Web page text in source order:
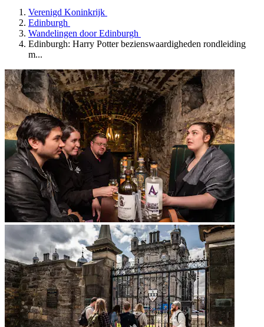
Verenigd Koninkrijk
Edinburgh
Wandelingen door Edinburgh
Edinburgh: Harry Potter bezienswaardigheden rondleiding
m...